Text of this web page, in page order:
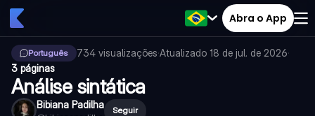
Abra o App
Português 734 visualizações·Atualizado 18 de jul. de 2026·
3 páginas
Análise sintática
Bibiana Padilha Seguir